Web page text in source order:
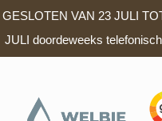
GESLOTEN VAN 23 JULI
JULI doordeweeks